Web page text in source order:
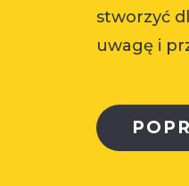
stworzyć
uwagę i